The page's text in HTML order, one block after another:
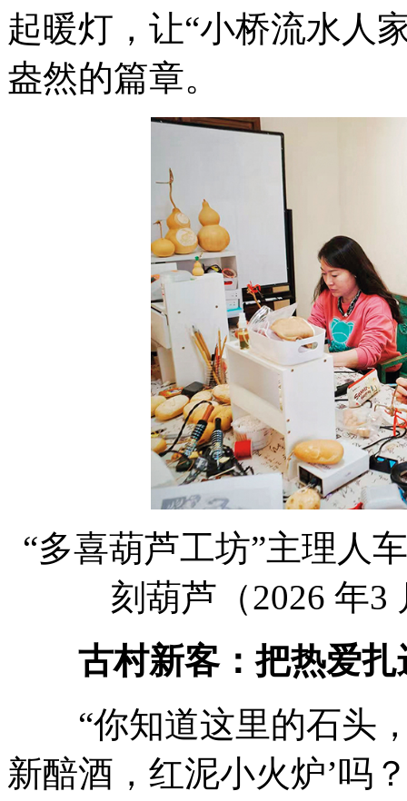
起暖灯，让“小桥流水人
盎然的篇章。
“多喜葫芦工坊”主理人
刻葫芦（2026 年3
古村新客：把热爱扎
“你知道这里的石头，
新醅酒，红泥小火炉’吗